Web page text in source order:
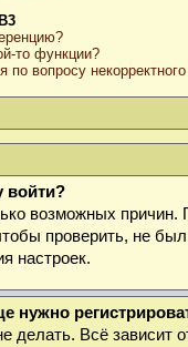
то функции?
по вопросу
войти?
возможных причин.
проверить, не
настроек.
нужно
делать. Всё зависит